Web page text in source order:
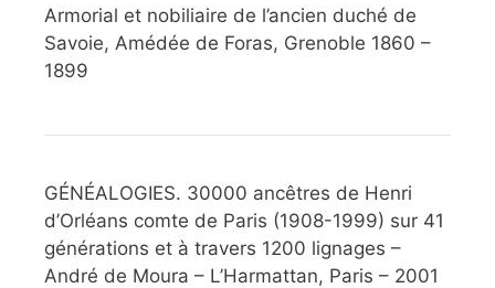
Armorial et nobiliaire de l’ancien duché de
Savoie, Amédée de Foras, Grenoble 1860 –
1899
GÉNÉALOGIES. 30000 ancêtres de Henri
d’Orléans comte de Paris (1908-1999) sur 41
générations et à travers 1200 lignages –
André de Moura – L’Harmattan, Paris – 2001